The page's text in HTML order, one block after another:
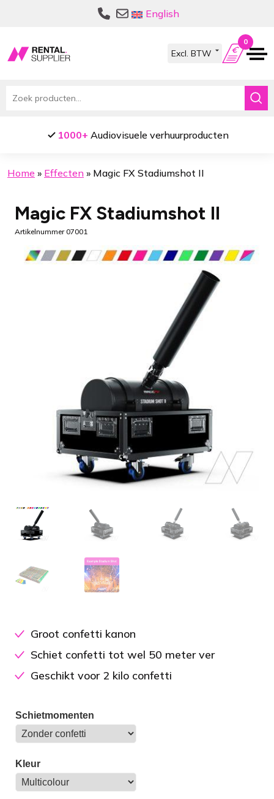
navigatie
inhoud
English
0
Zoeken
1000+ Audiovisuele verhuurproducten
Home » Effecten » Magic FX Stadiumshot II
Magic FX Stadiumshot II
Artikelnummer 07001
Groot confetti kanon
Schiet confetti tot wel 50 meter ver
Geschikt voor 2 kilo confetti
Schietmomenten
Kleur